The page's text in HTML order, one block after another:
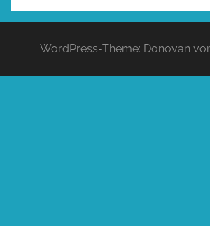
WordPress-Theme: Donovan